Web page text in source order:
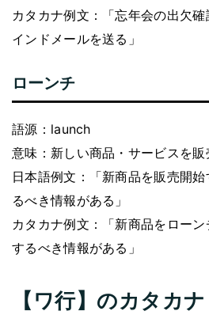
カタカナ例文：「忘年会の出欠
インドメールを送る」
ローンチ
語源：launch
意味：新しい商品・サービスを
日本語例文：「新商品を販売開
るべき情報がある」
カタカナ例文：「新商品をロー
するべき情報がある」
【ワ行】のカタカ